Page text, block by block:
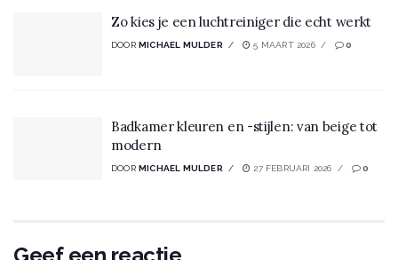
Zo kies je een luchtreiniger die echt werkt
DOOR MICHAEL MULDER 5 MAART 2026 0
Badkamer kleuren en -stijlen: van beige tot
modern
DOOR MICHAEL MULDER 27 FEBRUARI 2026 0